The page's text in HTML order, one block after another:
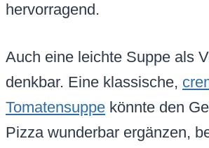
hervorragend.
Auch eine leichte Suppe als
denkbar. Eine klassische,
Tomatensuppe könnte den
Pizza wunderbar ergänzen,